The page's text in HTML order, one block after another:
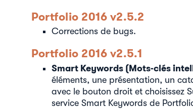
Portfolio 2016 v2.5.2
Corrections de bugs.
Portfolio 2016 v2.5.1
Smart Keywords (Mots-clés
éléments, une présentation, un
avec le bouton droit et choisissez
service Smart Keywords de